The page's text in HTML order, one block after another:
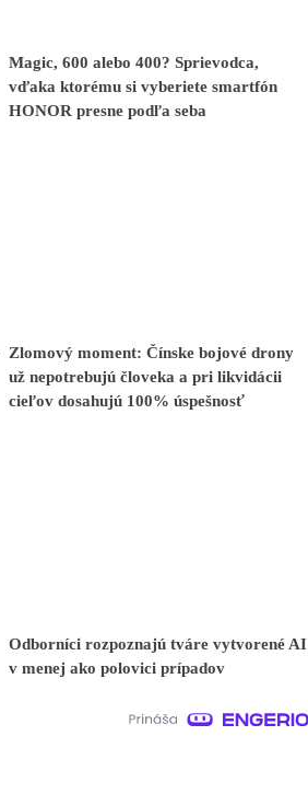
Magic, 600 alebo 400? Sprievodca,
vďaka ktorému si vyberiete smartfón
HONOR presne podľa seba
Zlomový moment: Čínske bojové drony
už nepotrebujú človeka a pri likvidácii
cieľov dosahujú 100% úspešnosť
Odborníci rozpoznajú tváre vytvorené AI
v menej ako polovici prípadov